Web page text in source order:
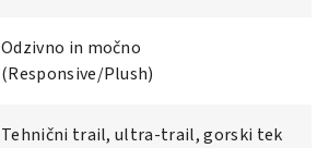
Odzivno in močno
(Responsive/Plush)
Tehnični trail, ultra-trail, gorski tek